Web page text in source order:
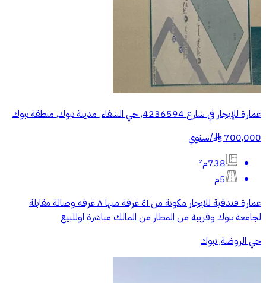
عمارة للإيجار في شارع 4236594, حي الشفاء, مدينة تبوك, منطقة تبوك
700,000
§
/سنوي
738م²
5م
عمارة فندقية للايجار مكونة من ٤١ غرفة منها ٨ غرفه وصالة مقابلة
لجامعة تبوك وقريبة من المطار من المالك مباشرة اوللبيع
حي الروضة, تبوك